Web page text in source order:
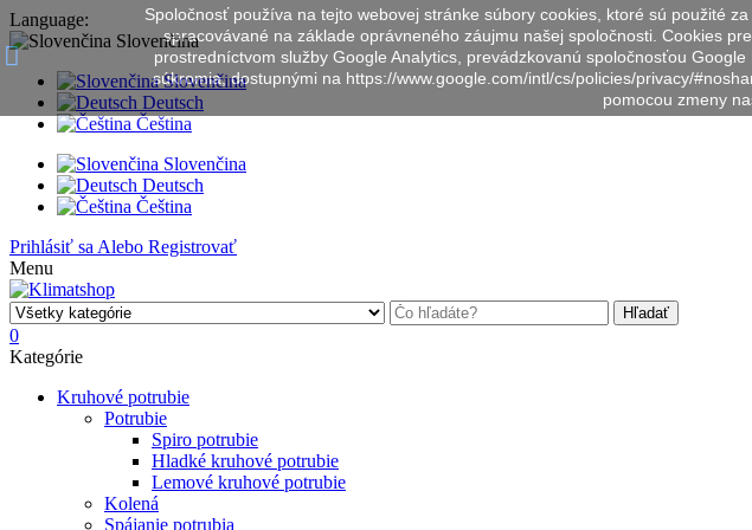
Spoločnosť používa na tejto webovej stránke súbory cookies, ktoré sú použité
spracovávané na základe oprávneného záujmu našej spoločnosti. Cookies
prostredníctvom služby Google Analytics, prevádzkovanú spoločnosťou
súkromia, dostupnými na https://www.google.com/intl/cs/policies/privacy/
pomocou zmeny
Language:
Slovenčina
Slovenčina
Deutsch
Čeština
Slovenčina
Deutsch
Čeština
Prihlásiť sa Alebo Registrovať
Menu
Hľadať
0
Kategórie
Kruhové potrubie
Potrubie
Spiro potrubie
Hladké kruhové potrubie
Lemové kruhové potrubie
Kolená
Spájanie potrubia